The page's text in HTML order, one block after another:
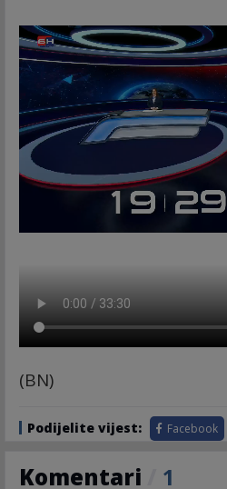
(BN)
Podijelite vijest: Facebook
Komentari 1